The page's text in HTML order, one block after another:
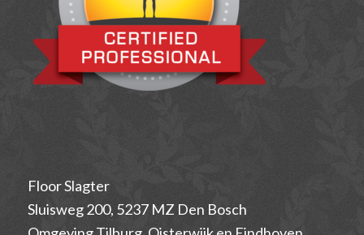
Floor Slagter
Sluisweg 200, 5237 MZ Den Bosch